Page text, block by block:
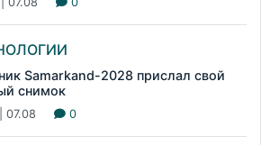
Samarkand-2028 прислал свой
снимок
07.08 0